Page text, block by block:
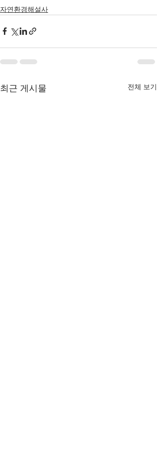
자연환경해설사
최근 게시물 전체 보기